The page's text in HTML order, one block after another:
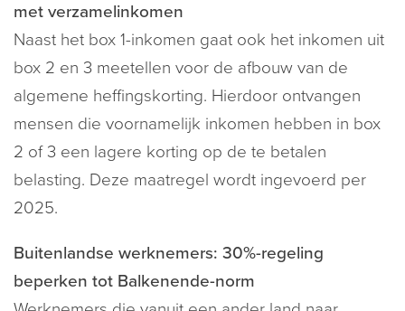
met verzamelinkomen
Naast het box 1-inkomen gaat ook het inkomen uit
box 2 en 3 meetellen voor de afbouw van de
algemene heffingskorting. Hierdoor ontvangen
mensen die voornamelijk inkomen hebben in box
2 of 3 een lagere korting op de te betalen
belasting. Deze maatregel wordt ingevoerd per
2025.
Buitenlandse werknemers: 30%-regeling
beperken tot Balkenende-norm